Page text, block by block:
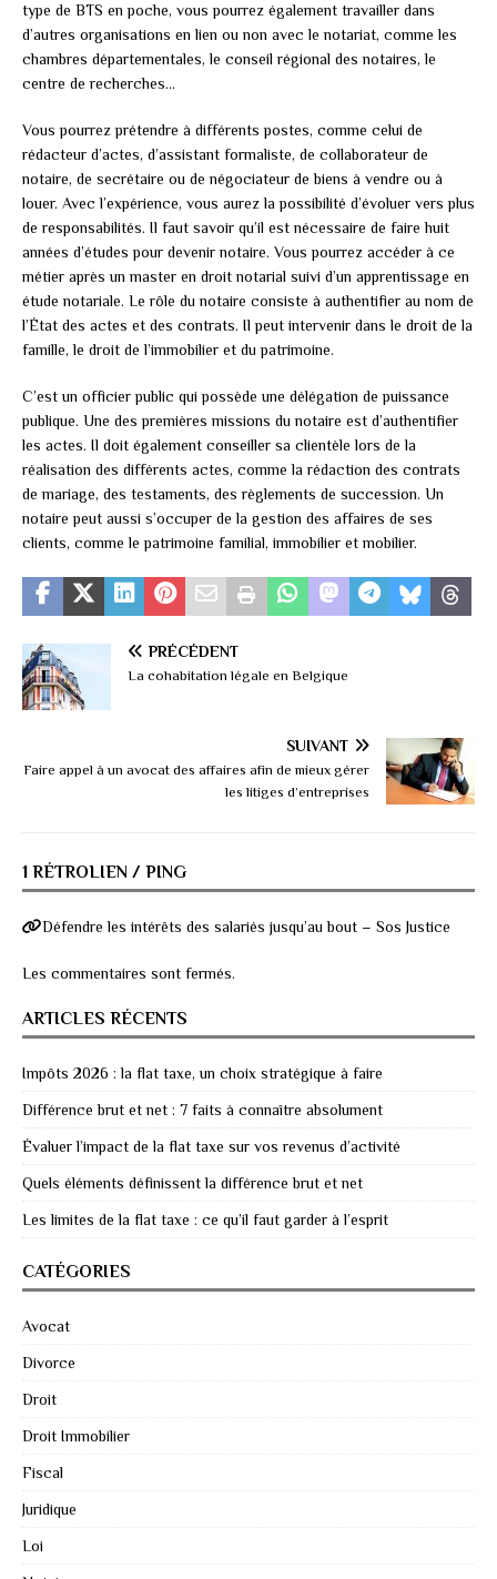
type de BTS en poche, vous pourrez également travailler dans
d’autres organisations en lien ou non avec le notariat, comme les
chambres départementales, le conseil régional des notaires, le
centre de recherches…
Vous pourrez prétendre à différents postes, comme celui de
rédacteur d’actes, d’assistant formaliste, de collaborateur de
notaire, de secrétaire ou de négociateur de biens à vendre ou à
louer. Avec l’expérience, vous aurez la possibilité d’évoluer vers plus
de responsabilités. Il faut savoir qu’il est nécessaire de faire huit
années d’études pour devenir notaire. Vous pourrez accéder à ce
métier après un master en droit notarial suivi d’un apprentissage en
étude notariale. Le rôle du notaire consiste à authentifier au nom de
l’État des actes et des contrats. Il peut intervenir dans le droit de la
famille, le droit de l’immobilier et du patrimoine.
C’est un officier public qui possède une délégation de puissance
publique. Une des premières missions du notaire est d’authentifier
les actes. Il doit également conseiller sa clientèle lors de la
réalisation des différents actes, comme la rédaction des contrats
de mariage, des testaments, des règlements de succession. Un
notaire peut aussi s’occuper de la gestion des affaires de ses
clients, comme le patrimoine familial, immobilier et mobilier.
PRÉCÉDENT
La cohabitation légale en Belgique
SUIVANT
Faire appel à un avocat des affaires afin de mieux gérer
les litiges d’entreprises
1 RÉTROLIEN / PING
Défendre les intérêts des salariés jusqu’au bout – Sos Justice
Les commentaires sont fermés.
ARTICLES RÉCENTS
Impôts 2026 : la flat taxe, un choix stratégique à faire
Différence brut et net : 7 faits à connaître absolument
Évaluer l’impact de la flat taxe sur vos revenus d’activité
Quels éléments définissent la différence brut et net
Les limites de la flat taxe : ce qu’il faut garder à l’esprit
CATÉGORIES
Avocat
Divorce
Droit
Droit Immobilier
Fiscal
Juridique
Loi